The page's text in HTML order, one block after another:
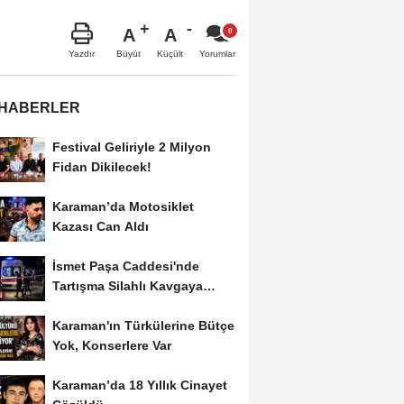
Yazdır
A
Büyüt
A
Küçült Yorumlar
Festival Geliriyle 2 Milyon
Fidan Dikilecek!
Karaman’da Motosiklet
Kazası Can Aldı
İsmet Paşa Caddesi'nde
Tartışma Silahlı Kavgaya
Karaman'ın Türkülerine Bütçe
Yok, Konserlere Var
Karaman’da 18 Yıllık Cinayet